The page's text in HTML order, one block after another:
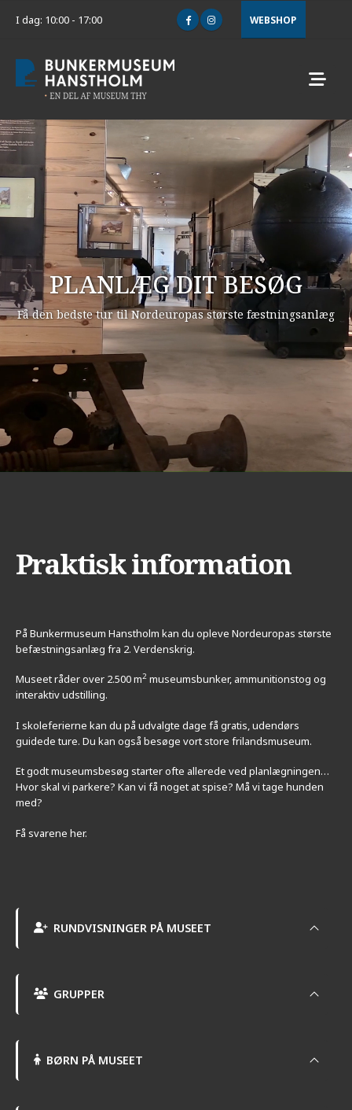
I dag: 10:00 - 17:00 WEBSHOP
PLANLÆG DIT BESØG
Få den bedste tur til Nordeuropas største fæstningsanlæg
Praktisk information
På Bunkermuseum Hanstholm kan du opleve Nordeuropas største
befæstningsanlæg fra 2. Verdenskrig.
Museet råder over 2.500 m2 museumsbunker, ammunitionstog og
interaktiv udstilling.
I skoleferierne kan du på udvalgte dage få gratis, udendørs
guidede ture. Du kan også besøge vort store frilandsmuseum.
Et godt museumsbesøg starter ofte allerede ved planlægningen…
Hvor skal vi parkere? Kan vi få noget at spise? Må vi tage hunden
med?
Få svarene her.
RUNDVISNINGER PÅ MUSEET
GRUPPER
BØRN PÅ MUSEET